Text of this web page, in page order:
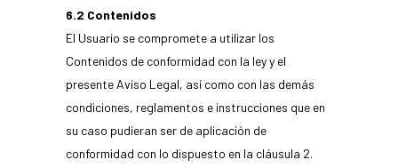
6.2 Contenidos
El Usuario se compromete a utilizar los
Contenidos de conformidad con la ley y el
presente Aviso Legal, así como con las demás
condiciones, reglamentos e instrucciones que en
su caso pudieran ser de aplicación de
conformidad con lo dispuesto en la cláusula 2.